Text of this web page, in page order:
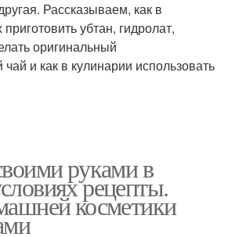
Рассказываем, как в
убтан, гидролат,
оригинальный
и как в кулинарии использовать
руками в
рецепты.
косметики